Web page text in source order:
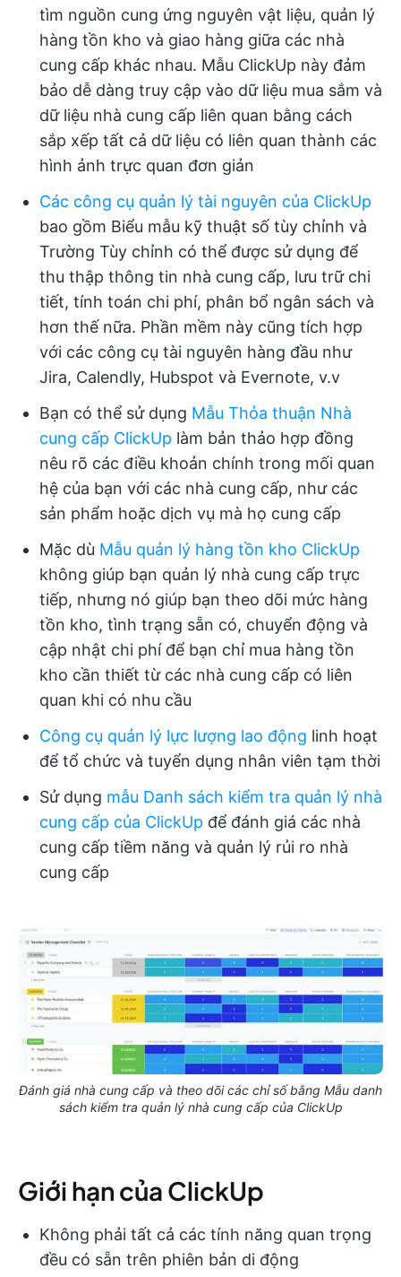
tìm nguồn cung ứng nguyên vật liệu, quản lý
hàng tồn kho và giao hàng giữa các nhà
cung cấp khác nhau. Mẫu ClickUp này đảm
bảo dễ dàng truy cập vào dữ liệu mua sắm và
dữ liệu nhà cung cấp liên quan bằng cách
sắp xếp tất cả dữ liệu có liên quan thành các
hình ảnh trực quan đơn giản
Các công cụ quản lý tài nguyên của ClickUp
bao gồm Biểu mẫu kỹ thuật số tùy chỉnh và
Trường Tùy chỉnh có thể được sử dụng để
thu thập thông tin nhà cung cấp, lưu trữ chi
tiết, tính toán chi phí, phân bổ ngân sách và
hơn thế nữa. Phần mềm này cũng tích hợp
với các công cụ tài nguyên hàng đầu như
Jira, Calendly, Hubspot và Evernote, v.v
Bạn có thể sử dụng Mẫu Thỏa thuận Nhà
cung cấp ClickUp làm bản thảo hợp đồng
nêu rõ các điều khoản chính trong mối quan
hệ của bạn với các nhà cung cấp, như các
sản phẩm hoặc dịch vụ mà họ cung cấp
Mặc dù Mẫu quản lý hàng tồn kho ClickUp
không giúp bạn quản lý nhà cung cấp trực
tiếp, nhưng nó giúp bạn theo dõi mức hàng
tồn kho, tình trạng sẵn có, chuyển động và
cập nhật chi phí để bạn chỉ mua hàng tồn
kho cần thiết từ các nhà cung cấp có liên
quan khi có nhu cầu
Công cụ quản lý lực lượng lao động linh hoạt
để tổ chức và tuyển dụng nhân viên tạm thời
Sử dụng mẫu Danh sách kiểm tra quản lý nhà
cung cấp của ClickUp để đánh giá các nhà
cung cấp tiềm năng và quản lý rủi ro nhà
cung cấp
Đánh giá nhà cung cấp và theo dõi các chỉ số bằng Mẫu danh
sách kiểm tra quản lý nhà cung cấp của ClickUp
Giới hạn của ClickUp
Không phải tất cả các tính năng quan trọng
đều có sẵn trên phiên bản di động